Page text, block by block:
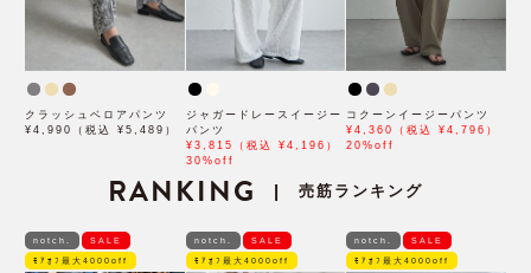
クラッシュベロアパンツ
¥4,990（税込 ¥5,489）
ジャガードレースイージー
パンツ
¥3,815（税込 ¥4,196）
30%off
コクーンイージーパンツ
¥4,360（税込 ¥4,796）
20%off
RANKING | 売筋ランキング
notch. SALE
ﾓｱｵﾌ最大4000off
notch. SALE
ﾓｱｵﾌ最大4000off
notch. SALE
ﾓｱｵﾌ最大4000off